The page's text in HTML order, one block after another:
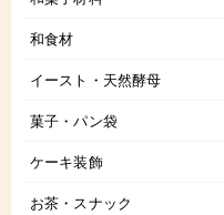
和食材
イースト・天然酵母
菓子・パン袋
ケーキ装飾
お茶・スナック